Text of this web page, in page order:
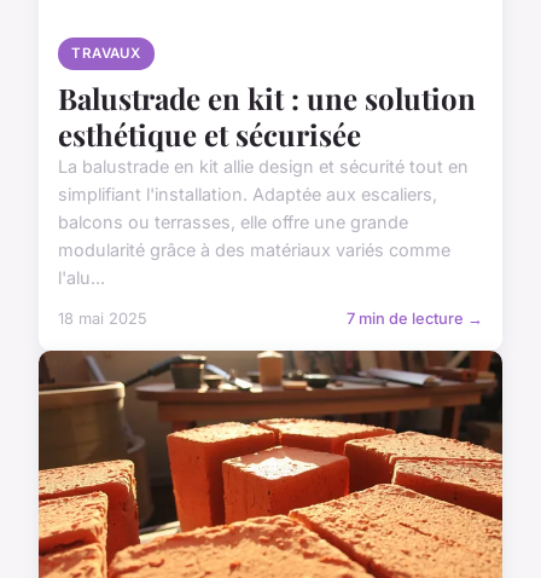
TRAVAUX
Balustrade en kit : une solution
esthétique et sécurisée
La balustrade en kit allie design et sécurité tout en
simplifiant l'installation. Adaptée aux escaliers,
balcons ou terrasses, elle offre une grande
modularité grâce à des matériaux variés comme
l'alu...
18 mai 2025 7 min de lecture →